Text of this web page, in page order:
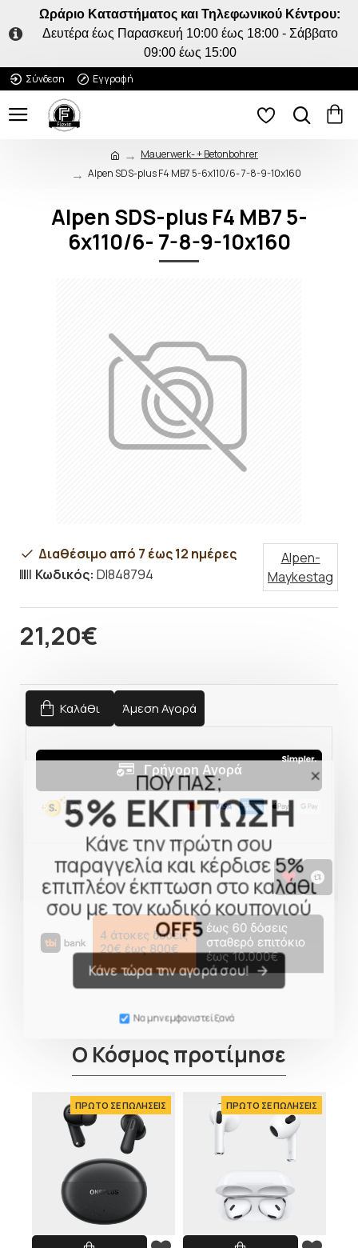
ΠΟΥ ΠΑΣ;
5% ΕΚΠΤΩΣΗ
Κάνε την πρώτη σου
παραγγελία και κέρδισε 5%
επιπλέον έκπτωση στο καλάθι
σου με τον κωδικό κουπονιού
OFF5
Κάνε τώρα την αγορά σου!
Να μην εμφανιστεί ξανά
Ωράριο Καταστήματος και Τηλεφωνικού Κέντρου:
Δευτέρα έως Παρασκευή 10:00 έως 18:00 - Σάββατο
09:00 έως 15:00
Σύνδεση
Εγγραφή
Mauerwerk- + Betonbohrer
Alpen SDS-plus F4 MB7 5-6x110/6- 7-8-9-10x160
Alpen SDS-plus F4 MB7 5-
6x110/6- 7-8-9-10x160
21,20€
Διαθέσιμο από 7 έως 12 ημέρες
Κωδικός: DI848794
Alpen-
Maykestag
Καλάθι Άμεση Αγορά
Ο Κόσμος προτίμησε
ΠΡΩΤΟ ΣΕ ΠΩΛΗΣΕΙΣ ΠΡΩΤΟ ΣΕ ΠΩΛΗΣΕΙΣ